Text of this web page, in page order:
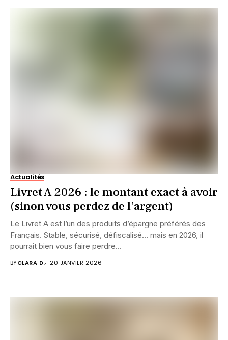
Actualités
Livret A 2026 : le montant exact à avoir
(sinon vous perdez de l’argent)
Le Livret A est l’un des produits d’épargne préférés des
Français. Stable, sécurisé, défiscalisé… mais en 2026, il
pourrait bien vous faire perdre...
BYCLARA D. 20 JANVIER 2026